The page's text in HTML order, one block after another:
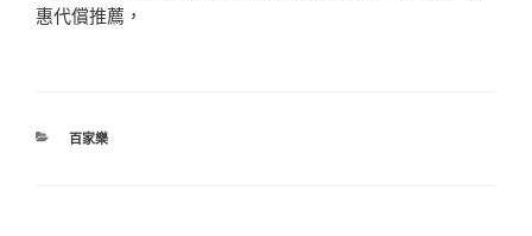
惠代償推薦，
分
百家樂